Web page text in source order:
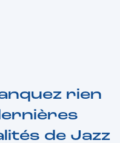
rien
de Jazz